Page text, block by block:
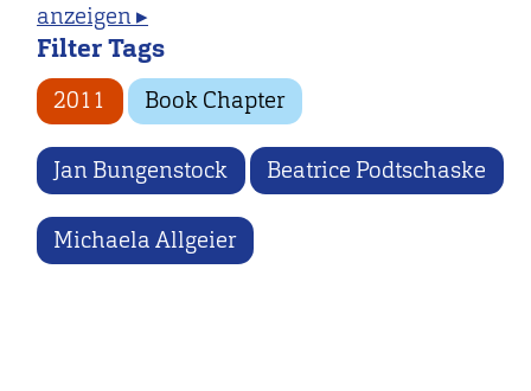
anzeigen ▸
Filter Tags
2011 Book Chapter
Jan Bungenstock Beatrice Podtschaske
Michaela Allgeier